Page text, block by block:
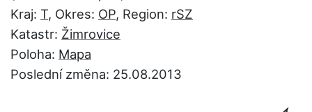
Kraj: T, Okres: OP, Region: rSZ
Katastr: Žimrovice
Poloha: Mapa
Poslední změna: 25.08.2013